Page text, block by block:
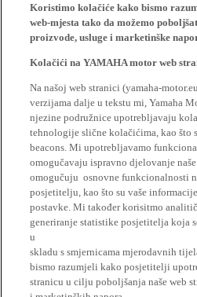
Koristimo kolačiće kako bismo
web-mjesta tako da možemo
proizvode, usluge i marketinške
Kolačići na YAMAHA motor web
Na našoj web stranici (yamaha-
verzijama dalje u tekstu mi, Yamaha
njezine podružnice upotrebljavaju
tehnologije slične kolačićima, kao što
beacons. Mi upotrebljavamo
omogučavaju ispravno djelovanje
omogučuju osnovne funkcionalnosti
posjetitelju, kao što su vaše
postavke. Mi također korisitmo
generiranje statistike posjetitelja koja
u
skladu s smjernicama mjerodavnih
bismo razumjeli kako posjetitelji
stranicu u cilju poboljšanja naše web